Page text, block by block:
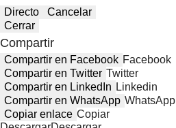
Directo
Cancelar
Cerrar
Compartir
Compartir en Facebook Facebook
Compartir en Twitter Twitter
Compartir en LinkedIn Linkedin
Compartir en WhatsApp WhatsApp
Copiar enlace Copiar